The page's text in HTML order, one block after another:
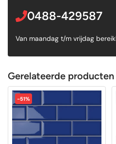
0488-429587
Van maandag t/m vrijdag
Gerelateerde producten
-51%